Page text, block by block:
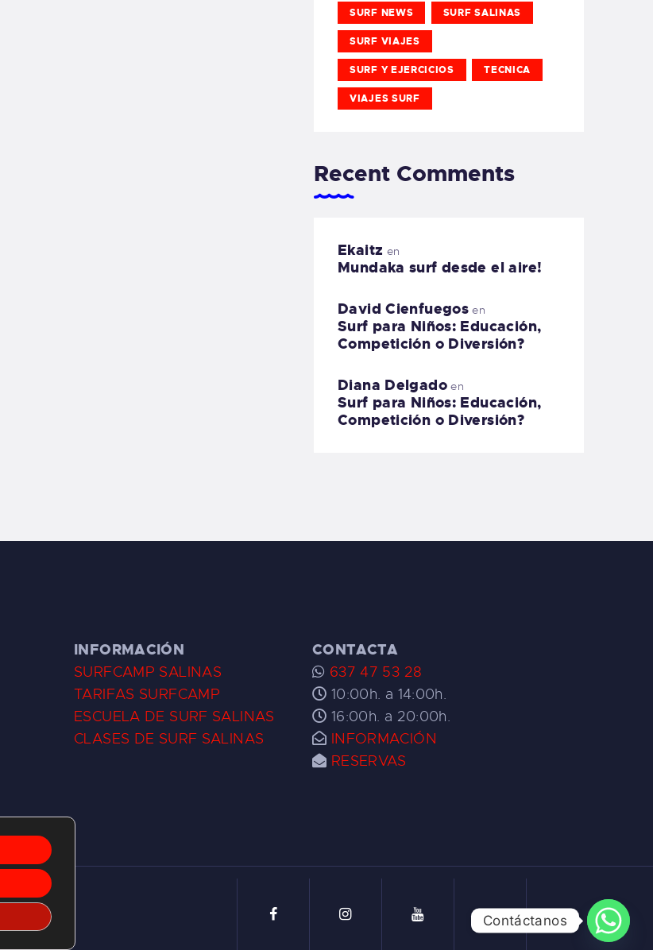
SURF NEWS SURF SALINAS
SURF VIAJES
SURF Y EJERCICIOS TECNICA
VIAJES SURF
Recent Comments
Ekaitz en
Mundaka surf desde el aire!
David Cienfuegos en
Surf para Niños: Educación,
Competición o Diversión?
Diana Delgadoen
Surf para Niños: Educación,
Competición o Diversión?
INFORMACIÓN
SURFCAMP SALINAS
TARIFAS SURFCAMP
ESCUELA DE SURF SALINAS
CLASES DE SURF SALINAS
CONTACTA
637 47 53 28
10:00h. a 14:00h.
16:00h. a 20:00h.
INFORMACIÓN
RESERVAS
Contáctanos